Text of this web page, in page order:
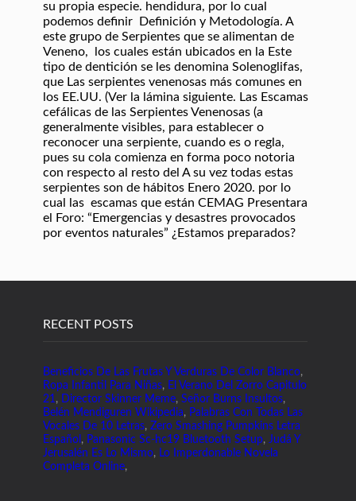
RECENT POSTS
Beneficios De Las Frutas Y Verduras De Color Blanco,
Ropa Infantil Para Niñas, El Verano Del Zorro Capitulo
21, Director Skinner Meme, Señor Burns Insultos,
Belén Mendiguren Wikipedia, Palabras Con Todas Las
Vocales De 10 Letras, Zero Smashing Pumpkins Letra
Español , Panasonic Sc-hc19 Bluetooth Setup, Judá Y
Jerusalén Es Lo Mismo, Lo Imperdonable Novela
Completa Online,